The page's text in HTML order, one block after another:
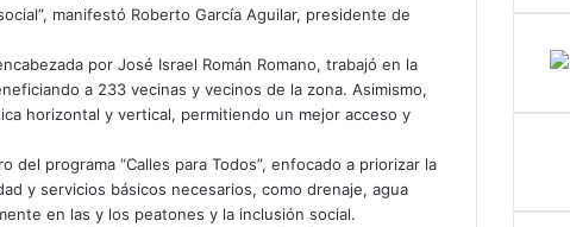
manifestó Roberto García Aguilar, presidente de
por José Israel Román Romano, trabajó en la
a 233 vecinas y vecinos de la zona. Asimismo,
horizontal y vertical, permitiendo un mejor acceso y
programa “Calles para Todos”, enfocado a priorizar la
y servicios básicos necesarios, como drenaje, agua
en las y los peatones y la inclusión social.